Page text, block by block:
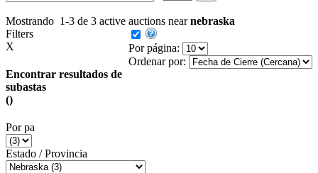
Mostrando 1-3 de 3 active auctions nearnebraska
Por página:
Ordenar por:
Filters
X
Encontrar resultados de
subastas
()
Por pa
Estado / Provincia